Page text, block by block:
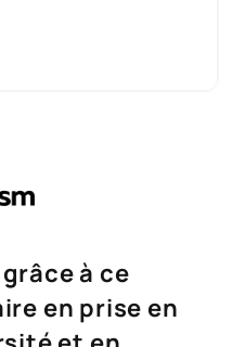
à ce
en prise en